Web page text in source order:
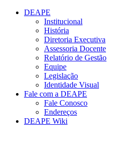
Conteúdo principal
DEAPE
Institucional
História
Diretoria Executiva
Assessoria Docente
Relatório de Gestão
Equipe
Legislação
Identidade Visual
Fale com a DEAPE
Fale Conosco
Endereços
DEAPE Wiki